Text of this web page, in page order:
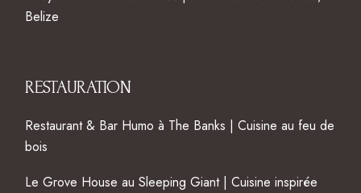
Belize
RESTAURATION
Restaurant & Bar Humo à The Banks | Cuisine au feu de
bois
Le Grove House au Sleeping Giant | Cuisine inspirée